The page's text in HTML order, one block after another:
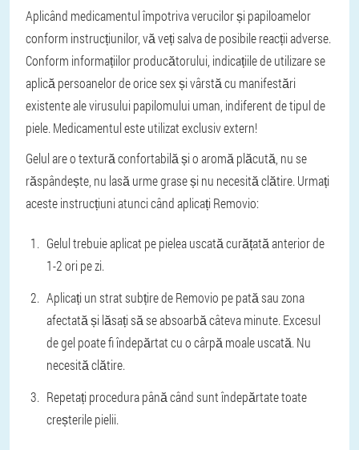
Aplicând medicamentul împotriva verucilor și papiloamelor
conform instrucțiunilor, vă veți salva de posibile reacții adverse.
Conform informațiilor producătorului, indicațiile de utilizare se
aplică persoanelor de orice sex și vârstă cu manifestări
existente ale virusului papilomului uman, indiferent de tipul de
piele. Medicamentul este utilizat exclusiv extern!
Gelul are o textură confortabilă și o aromă plăcută, nu se
răspândește, nu lasă urme grase și nu necesită clătire. Urmați
aceste instrucțiuni atunci când aplicați Removio:
Gelul trebuie aplicat pe pielea uscată curățată anterior de
1-2 ori pe zi.
Aplicați un strat subțire de Removio pe pată sau zona
afectată și lăsați să se absoarbă câteva minute. Excesul
de gel poate fi îndepărtat cu o cârpă moale uscată. Nu
necesită clătire.
Repetați procedura până când sunt îndepărtate toate
creșterile pielii.